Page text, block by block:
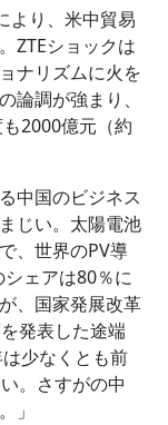
より、米中貿易
ZTEショックは
ナリズムに火を
論調が強まり、
2000億元（約
中国のビジネス
じい。太陽電池
、世界のPV導
ェアは80％に
、国家発展改革
発表した途端
少なくとも前
。さすがの中
」